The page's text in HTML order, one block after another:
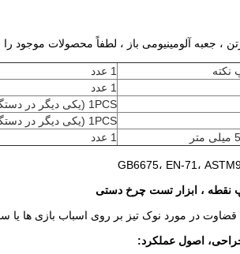
، جعبه آلومینیومی باز ، لطفاً محصولات موجود
1 عدد
1 عدد
1PCS (یکی دیگر در دستگاه ثابت است)
1PCS (یکی دیگر در دستگاه ثابت است)
1 عدد
نقطه ، ابزار تست چرخ دستی
قضاوت در مورد نوک تیز بر روی اسباب بازی ها
اصول عملکرد: